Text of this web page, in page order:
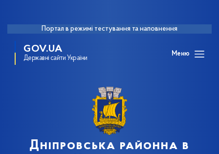
Портал в режимі тестування та наповнення
GOV.UA
Державні сайти України
Меню
Дніпровська районна в